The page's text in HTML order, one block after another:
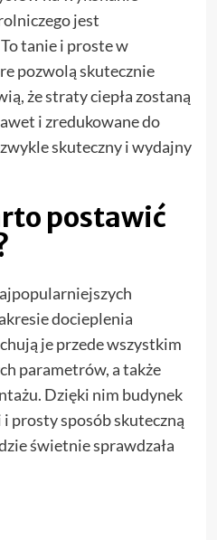
jest
tanie i proste w
pozwolą skutecznie
że straty ciepła zostaną
i zredukowane do
skuteczny i wydajny
postawić
docieplenia
je przede wszystkim
parametrów, a także
Dzięki nim budynek
prosty sposób skuteczną
świetnie sprawdzała